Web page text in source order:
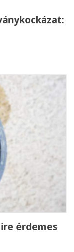
érdemes